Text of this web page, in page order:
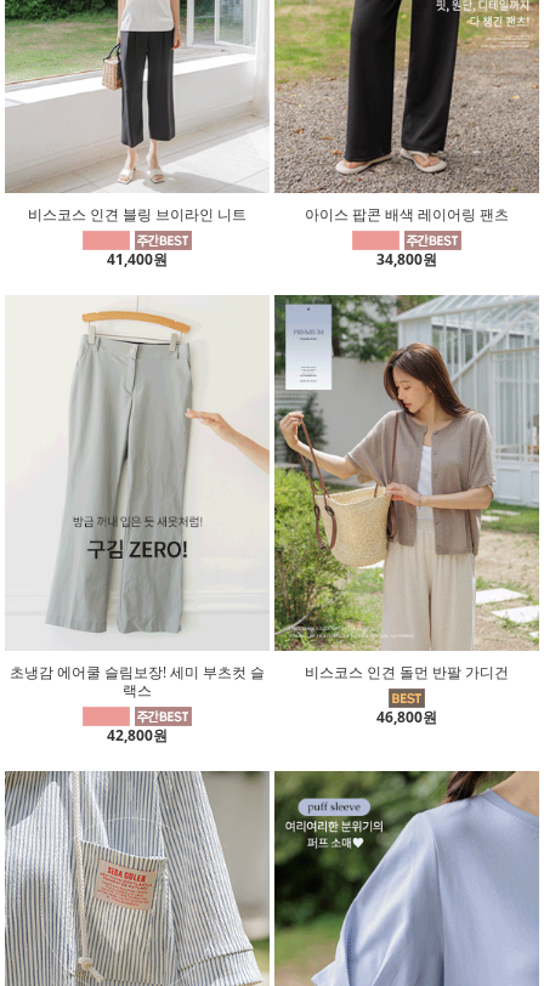
비스코스 인견 블링 브이라인 니트
41,400원
아이스 팝콘 배색 레이어링 팬츠
34,800원
초냉감 에어쿨 슬림보장! 세미 부츠컷 슬
랙스
42,800원
비스코스 인견 돌먼 반팔 가디건
46,800원